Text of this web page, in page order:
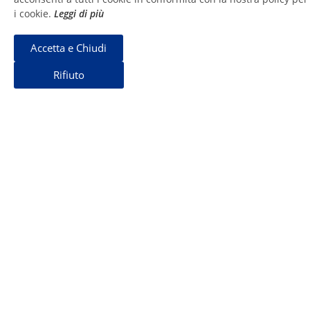
Продолжить Чтение
i cookie. Leggi di più
Accetta e Chiudi
⠀⠀⠀Rifiuto⠀⠀⠀